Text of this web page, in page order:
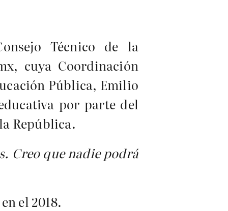
Técnico de la
cuya Coordinación
Pública, Emilio
por parte del
República.
Creo que nadie podrá
el 2018.